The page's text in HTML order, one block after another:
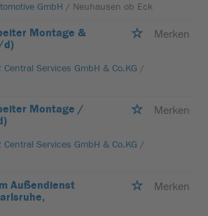
GmbH / Neuhausen ob Eck
Montage &
d)
Merken
Central Services GmbH & Co.KG /
Montage /
Merken
Central Services GmbH & Co.KG /
Außendienst
Merken